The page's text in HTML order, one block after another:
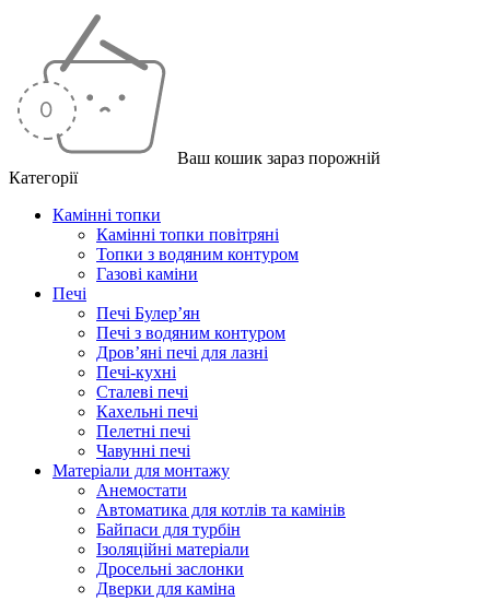
Ваш кошик зараз порожній
Категорії
Камінні топки
Камінні топки повітряні
Топки з водяним контуром
Газові каміни
Печі
Печі Булер’ян
Печі з водяним контуром
Дров’яні печі для лазні
Печі-кухні
Сталеві печі
Кахельні печі
Пелетні печі
Чавунні печі
Матеріали для монтажу
Анемостати
Автоматика для котлів та камінів
Байпаси для турбін
Ізоляційні матеріали
Дросельні заслонки
Дверки для каміна